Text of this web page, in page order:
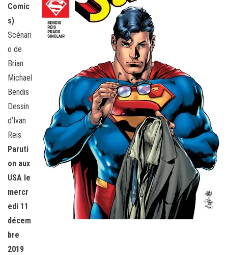
Comic
s)
Scénari
o de
Brian
Michael
Bendis
Dessin
d’Ivan
Reis
Paruti
on aux
USA le
mercr
edi 11
décem
bre
2019